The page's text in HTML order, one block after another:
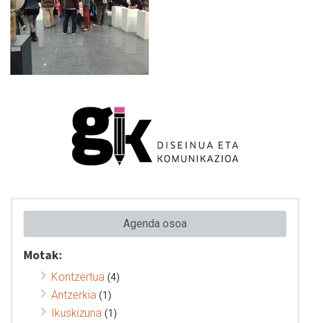
Agenda osoa
Motak:
Kontzertua (4)
Antzerkia (1)
Ikuskizuna (1)